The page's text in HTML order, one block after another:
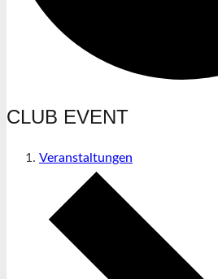
CLUB EVENT
Veranstaltungen